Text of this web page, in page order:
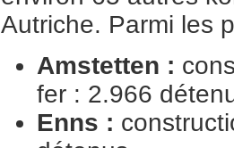
Autriche. Parmi les
Amstetten :
fer : 2.966
Enns :